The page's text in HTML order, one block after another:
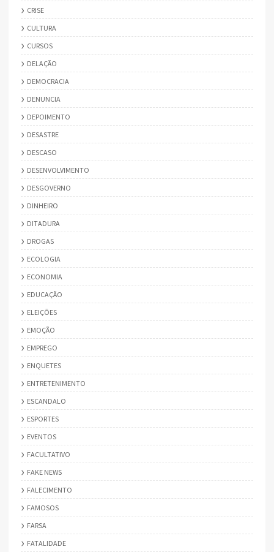
CRISE
CULTURA
CURSOS
DELAÇÃO
DEMOCRACIA
DENUNCIA
DEPOIMENTO
DESASTRE
DESCASO
DESENVOLVIMENTO
DESGOVERNO
DINHEIRO
DITADURA
DROGAS
ECOLOGIA
ECONOMIA
EDUCAÇÃO
ELEIÇÕES
EMOÇÃO
EMPREGO
ENQUETES
ENTRETENIMENTO
ESCANDALO
ESPORTES
EVENTOS
FACULTATIVO
FAKE NEWS
FALECIMENTO
FAMOSOS
FARSA
FATALIDADE